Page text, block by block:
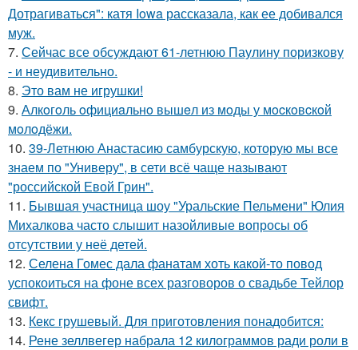
Дотрагиваться": катя Iowa рассказала, как ее добивался
муж.
7. Сейчас все обсуждают 61-летнюю Паулину поризкову
- и неудивительно.
8. Это вам не игрушки!
9. Алкoгoль oфициaльнo вышeл из мoды у мocкoвcкoй
мoлoдёжи.
10. 39-Летнюю Анастасию самбурскую, которую мы все
знаем по "Универу", в сети всё чаще называют
"российской Евой Грин".
11. Бывшая участница шоу "Уральские Пельмени" Юлия
Михалкова часто слышит назойливые вопросы об
отсутствии у неё детей.
12. Селена Гомес дала фанатам хоть какой-то повод
успокоиться на фоне всех разговоров о свадьбе Тейлор
свифт.
13. Кекс грушевый. Для приготовления понадобится:
14. Рене зеллвегер набрала 12 килограммов ради роли в